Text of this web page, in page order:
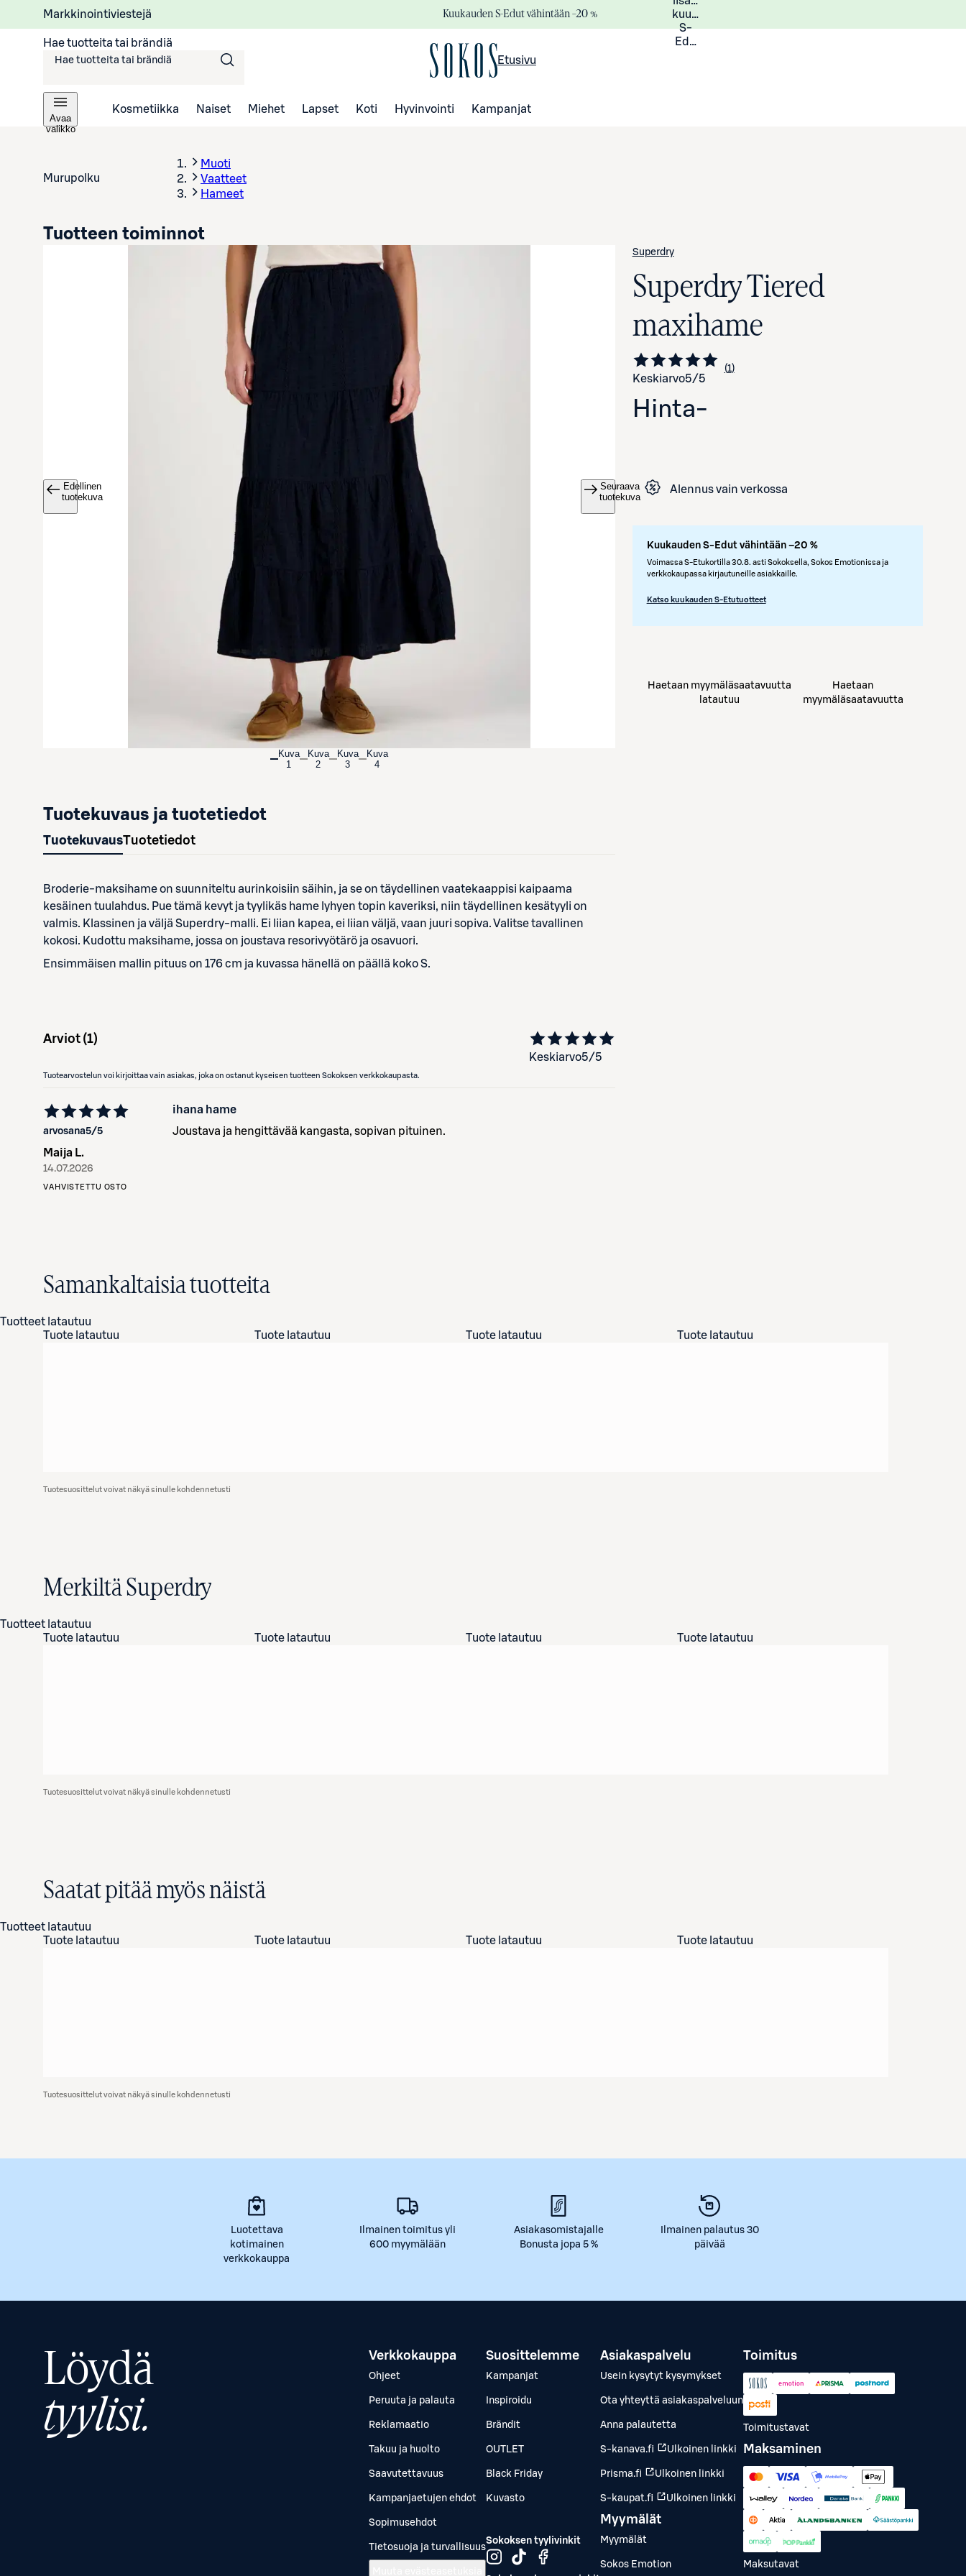
Markkinointiviestejä Kuukauden S-Edut vähintään –20 %
kuukauden
S-
Eduista
Hae tuotteita tai brändiä
Etusivu
Avaa
valikko
Kosmetiikka Naiset Miehet Lapset Koti Hyvinvointi Kampanjat
Murupolku
Muoti
Vaatteet
Hameet
Edellinen
tuotekuva
Seuraava
tuotekuva
Kuva
1
Kuva
2
Kuva
3
Kuva
4
Superdry
Superdry Tiered
maxihame
Keskiarvo5/5 Siirry arvioihin
1
kappale
Hinta-
Alennus vain verkossa
Kuukauden S-Edut vähintään –20 %
Voimassa S-Etukortilla 30.8. asti Sokoksella, Sokos Emotionissa ja
verkkokaupassa kirjautuneille asiakkaille.
Katso kuukauden S-Etutuotteet
Tuotteen toiminnot
Haetaan myymäläsaatavuutta
latautuu
Haetaan
myymäläsaatavuutta
Tuotekuvaus ja tuotetiedot
TuotekuvausTuotetiedot
Broderie-maksihame on suunniteltu aurinkoisiin säihin, ja se on täydellinen vaatekaappisi kaipaama
kesäinen tuulahdus. Pue tämä kevyt ja tyylikäs hame lyhyen topin kaveriksi, niin täydellinen kesätyyli on
valmis. Klassinen ja väljä Superdry-malli. Ei liian kapea, ei liian väljä, vaan juuri sopiva. Valitse tavallinen
kokosi. Kudottu maksihame, jossa on joustava resorivyötärö ja osavuori.
Ensimmäisen mallin pituus on 176 cm ja kuvassa hänellä on päällä koko S.
Arviot (1)
Keskiarvo5/5
Tuotearvostelun voi kirjoittaa vain asiakas, joka on ostanut kyseisen tuotteen Sokoksen verkkokaupasta.
arvosana5/5
Maija L.
14.07.2026
VAHVISTETTU OSTO
ihana hame
Joustava ja hengittävää kangasta, sopivan pituinen.
Samankaltaisia tuotteita
Tuotteet latautuu
Tuote latautuu
Tuote latautuu Tuote latautuu Tuote latautuu
Tuotesuosittelut voivat näkyä sinulle kohdennetusti
Merkiltä Superdry
Tuotteet latautuu
Tuote latautuu
Tuote latautuu Tuote latautuu Tuote latautuu
Tuotesuosittelut voivat näkyä sinulle kohdennetusti
Saatat pitää myös näistä
Tuotteet latautuu
Tuote latautuu
Tuote latautuu Tuote latautuu Tuote latautuu
Tuotesuosittelut voivat näkyä sinulle kohdennetusti
Luotettava
kotimainen
verkkokauppa
Ilmainen toimitus yli
600 myymälään
Asiakasomistajalle
Bonusta jopa 5 %
Ilmainen palautus 30
päivää
Löydä
tyylisi.
Verkkokauppa
Ohjeet
Peruuta ja palauta
Reklamaatio
Takuu ja huolto
Saavutettavuus
Kampanjaetujen ehdot
Sopimusehdot
Tietosuoja ja turvallisuus
Suosittelemme
Kampanjat
Inspiroidu
Brändit
OUTLET
Black Friday
Kuvasto
Sokoksen tyylivinkit
Asiakaspalvelu
Usein kysytyt kysymykset
Ota yhteyttä asiakaspalveluun
Anna palautetta
S-kanava.fi Ulkoinen linkki
Prisma.fi Ulkoinen linkki
S-kaupat.fi Ulkoinen linkki
Myymälät
Myymälät
Sokos Emotion
Toimitus
Toimitustavat
Maksaminen
Maksutavat